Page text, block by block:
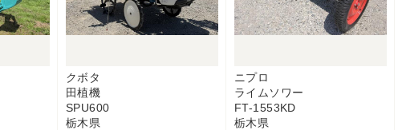
クボタ
田植機
SPU600
栃木県
ニプロ
ライムソワー
FT-1553KD
栃木県